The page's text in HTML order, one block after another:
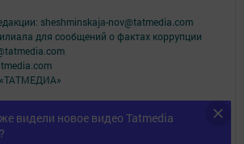
видели новое видео Tatmedia
sheshminskaja-nov@tatmedia.com
для сообщений о фактах коррупции
«cookie»для персонализации сервисов и
сайтом.